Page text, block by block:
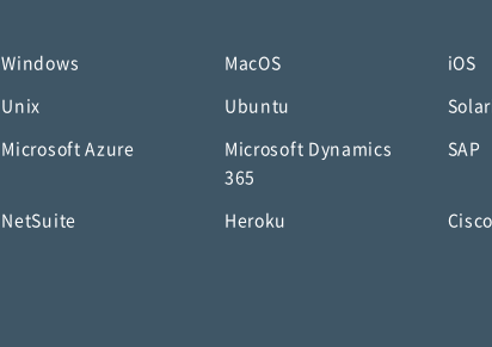
Windows MacOS iOS
Unix Ubuntu
Microsoft Azure
Microsoft Dynamics
365
SAP
NetSuite Heroku Cisco